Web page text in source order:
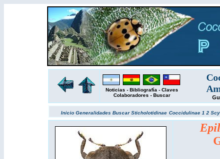
Noticias - Bibliografía - Claves
Colaboradores - Buscar
Inicio Generalidades BuscarSticholotidinae Coccidulinae 1 2